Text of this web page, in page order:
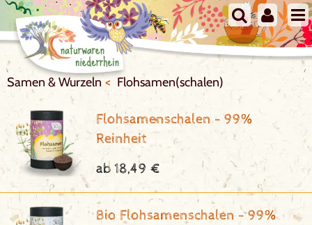
Samen & Wurzeln Flohsamen(schalen)
Flohsamenschalen - 99%
Reinheit
ab 18,49 €
Bio Flohsamenschalen - 99%